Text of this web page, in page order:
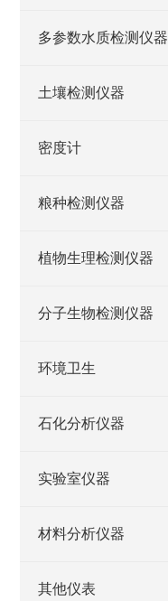
多参数水质检测仪器
土壤检测仪器
密度计
粮种检测仪器
植物生理检测仪器
分子生物检测仪器
环境卫生
石化分析仪器
实验室仪器
材料分析仪器
其他仪表